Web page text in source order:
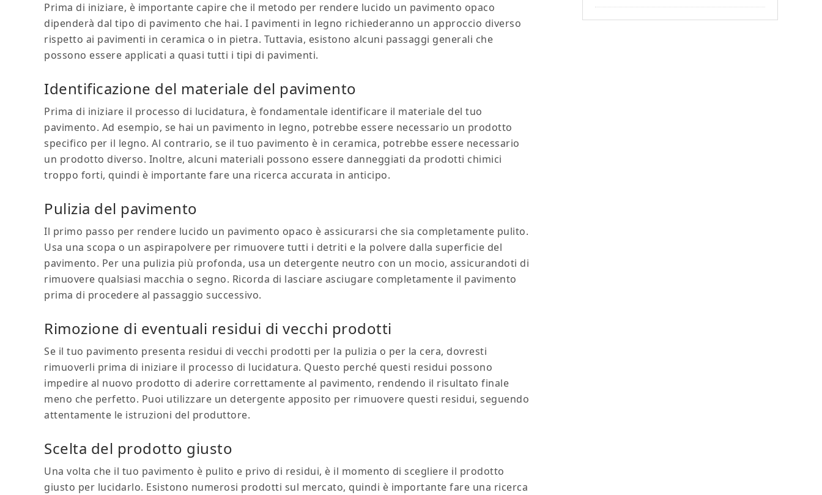
Prima di iniziare, è importante capire che il metodo per rendere lucido un pavimento opaco
dipenderà dal tipo di pavimento che hai. I pavimenti in legno richiederanno un approccio diverso
rispetto ai pavimenti in ceramica o in pietra. Tuttavia, esistono alcuni passaggi generali che
possono essere applicati a quasi tutti i tipi di pavimenti.
Identificazione del materiale del pavimento
Prima di iniziare il processo di lucidatura, è fondamentale identificare il materiale del tuo
pavimento. Ad esempio, se hai un pavimento in legno, potrebbe essere necessario un prodotto
specifico per il legno. Al contrario, se il tuo pavimento è in ceramica, potrebbe essere necessario
un prodotto diverso. Inoltre, alcuni materiali possono essere danneggiati da prodotti chimici
troppo forti, quindi è importante fare una ricerca accurata in anticipo.
Pulizia del pavimento
Il primo passo per rendere lucido un pavimento opaco è assicurarsi che sia completamente pulito.
Usa una scopa o un aspirapolvere per rimuovere tutti i detriti e la polvere dalla superficie del
pavimento. Per una pulizia più profonda, usa un detergente neutro con un mocio, assicurandoti di
rimuovere qualsiasi macchia o segno. Ricorda di lasciare asciugare completamente il pavimento
prima di procedere al passaggio successivo.
Rimozione di eventuali residui di vecchi prodotti
Se il tuo pavimento presenta residui di vecchi prodotti per la pulizia o per la cera, dovresti
rimuoverli prima di iniziare il processo di lucidatura. Questo perché questi residui possono
impedire al nuovo prodotto di aderire correttamente al pavimento, rendendo il risultato finale
meno che perfetto. Puoi utilizzare un detergente apposito per rimuovere questi residui, seguendo
attentamente le istruzioni del produttore.
Scelta del prodotto giusto
Una volta che il tuo pavimento è pulito e privo di residui, è il momento di scegliere il prodotto
giusto per lucidarlo. Esistono numerosi prodotti sul mercato, quindi è importante fare una ricerca